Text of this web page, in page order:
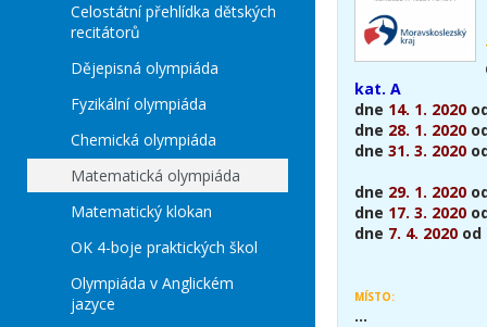
Celostátní přehlídka dětských
recitátorů
Dějepisná olympiáda
Fyzikální olympiáda
Chemická olympiáda
Matematická olympiáda
Matematický klokan
OK 4-boje praktických škol
Olympiáda v Anglickém
jazyce
kat. A
dne 14. 1. 2020
dne 28. 1. 2020
dne 31. 3. 2020
dne 29. 1. 2020
dne 17. 3. 2020
dne 7. 4. 2020 od
MÍSTO:
...